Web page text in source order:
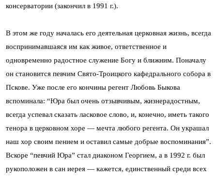
консерватории (закончил в 1991 г.).
В этом же году началась его деятельная церковная жизнь, всегда
воспринимавшаяся им как живое, ответственное и
одновременно радостное служение Богу и ближним. Поначалу
он становится певчим Свято-Троицкого кафедрального собора в
Пскове. Уже после его кончины регент Любовь Быкова
вспоминала: “Юра был очень отзывчивым, жизнерадостным,
всегда успевал сказать ласковое слово, и, конечно, иметь такого
тенора в церковном хоре — мечта любого регента. Он украшал
наш хор своим пением и оставил самые добрые воспоминания”.
Вскоре “певчий Юра” стал диаконом Георгием, а в 1992 г. был
рукоположен в сан иерея — кажется, единственный среди всех